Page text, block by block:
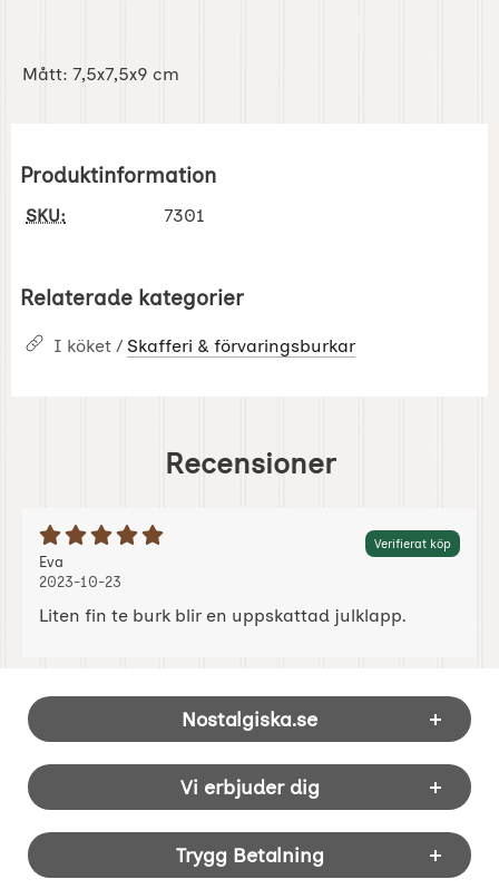
Mått: 7,5x7,5x9 cm
Produktinformation
SKU: 7301
Relaterade kategorier
I köket / Skafferi & förvaringsburkar
Recensioner
Betyg: 5 Stjärnor av 5 Verifierat köp
Recension av:
Eva
2023-10-23
Liten fin te burk blir en uppskattad julklapp.
Sidfot Blandad info och länkar
Nostalgiska.se
Vi erbjuder dig
Trygg Betalning